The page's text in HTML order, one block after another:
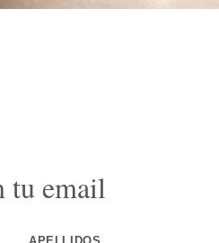
tu email